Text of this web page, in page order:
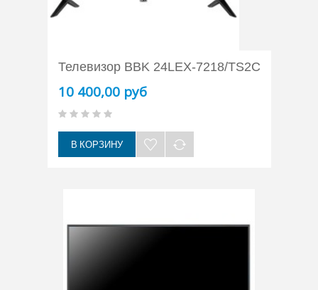
Телевизор BBK 24LEX-7218/TS2C
10 400,00 руб
В КОРЗИНУ